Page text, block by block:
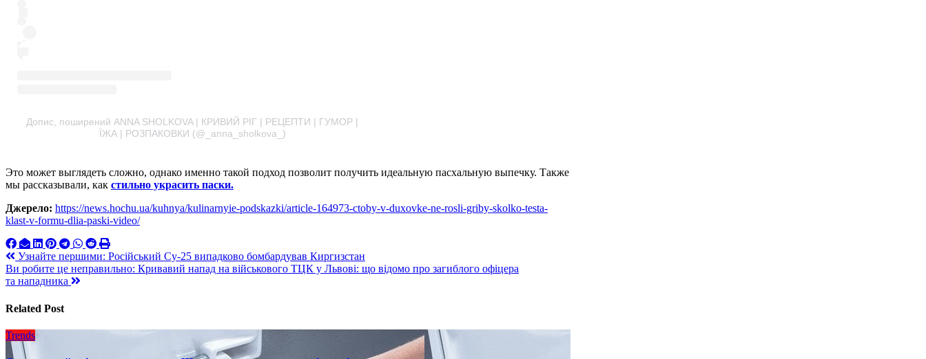
Допис, поширений ANNA SHOLKOVA | КРИВИЙ РІГ | РЕЦЕПТИ | ГУМОР |
ЇЖА | РОЗПАКОВКИ (@_anna_sholkova_)
Это может выглядеть сложно, однако именно такой подход позволит получить идеальную пасхальную выпечку. Также
мы рассказывали, как стильно украсить паски.
Джерело: https://news.hochu.ua/kuhnya/kulinarnyie-podskazki/article-164973-ctoby-v-duxovke-ne-rosli-griby-skolko-testa-
klast-v-formu-dlia-paski-video/
Навигация
по
Узнайте першими: Російський Су-25 випадково бомбардував Киргизстан
Ви робите це неправильно: Кривавий напад на військового ТЦК у Львові: що відомо про загиблого офіцера
та нападника
Related Post
Trends